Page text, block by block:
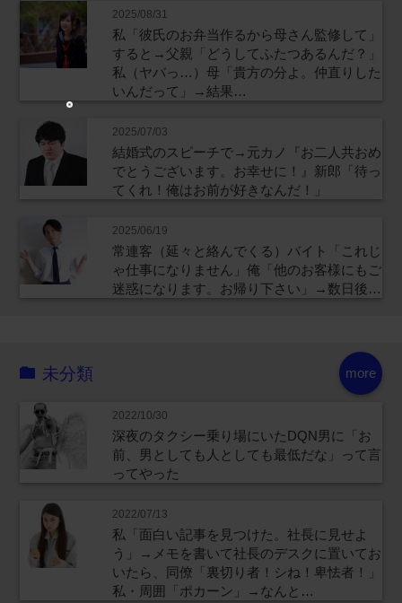
2025/08/31
私「彼氏のお弁当作るから母さん監修して」
すると→父親「どうしてふたつあるんだ？」
私（ヤバっ…）母「貴方の分よ。仲直りした
いんだって」→結果…
2025/07/03
結婚式のスピーチで→元カノ『お二人共おめ
でとうございます。お幸せに！』新郎「待っ
てくれ！俺はお前が好きなんだ！」
2025/06/19
常連客（延々と絡んでくる）バイト「これじ
ゃ仕事になりません」俺「他のお客様にもご
迷惑になります。お帰り下さい」→数日後…
more
未分類
2022/10/30
深夜のタクシー乗り場にいたDQN男に「お
前、男としても人としても最低だな」って言
ってやった
2022/07/13
私「面白い記事を見つけた。社長に見せよ
う」→メモを書いて社長のデスクに置いてお
いたら、同僚「裏切り者！シね！卑怯者！」
私・周囲「ポカーン」→なんと…